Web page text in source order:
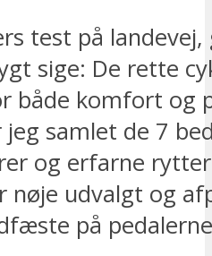
test på landevej,
sige: De rette
både komfort og
samlet de 7
og erfarne
nøje udvalgt og
på